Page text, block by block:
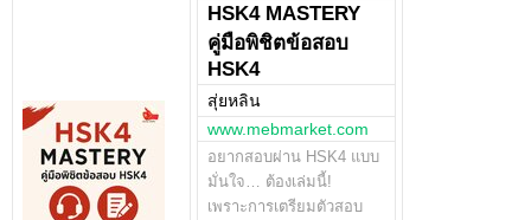
HSK4 MASTERY
คู่มือพิชิตข้อสอบ
HSK4
สุ่ยหลิน
www.mebmarket.com
อยากสอบผ่าน HSK4 แบบ
มั่นใจ… ต้องเล่มนี้!
เพราะการเตรียมตัวสอบ